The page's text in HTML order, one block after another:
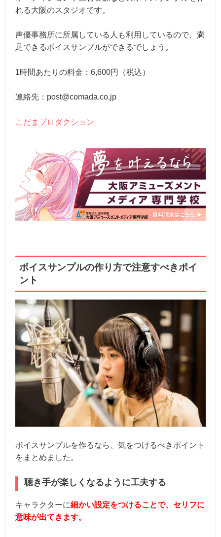
れる大阪のスタジオです。
声優事務所に所属している人も利用しているので、満
足できるボイスサンプルができるでしょう。
1時間あたりの料金：6,600円（税込）
連絡先：post@comada.co.jp
こだまプロダクション
ボイスサンプルの作り方で注意すべきポイ
ント
ボイスサンプルを作るなら、気をつけるべきポイント
をまとめました。
聴き手が楽しくなるように工夫する
キャラクターに細かい設定をつけることで、セリフに
意味が出てきます。